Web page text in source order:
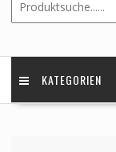
KATEGORIEN